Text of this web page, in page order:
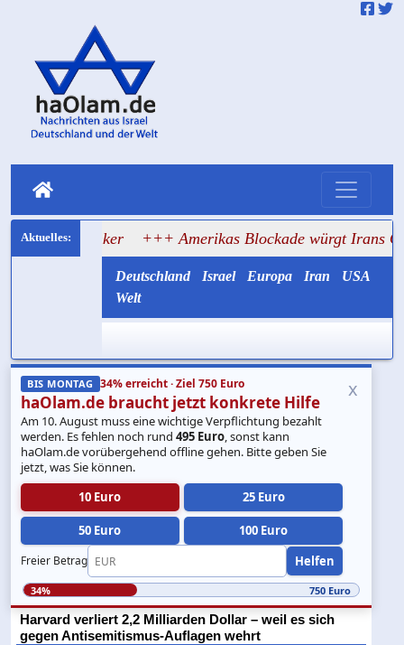
+++ Amerikas Blockade würgt Irans Ölexport ab
Deutschland Israel Europa Iran
USA
Welt
BIS MONTAG 34% erreicht · Ziel 750 Euro
haOlam.de braucht jetzt konkrete Hilfe
Am 10. August muss eine wichtige Verpflichtung bezahlt
werden. Es fehlen noch rund495 Euro, sonst kann
haOlam.de vorübergehend offline gehen. Bitte geben Sie
jetzt, was Sie können.
10 Euro
25 Euro
50 Euro 100 Euro
Freier Betrag Helfen
x
34% 750 Euro
Harvard verliert 2,2 Milliarden Dollar – weil es sich
gegen Antisemitismus-Auflagen wehrt